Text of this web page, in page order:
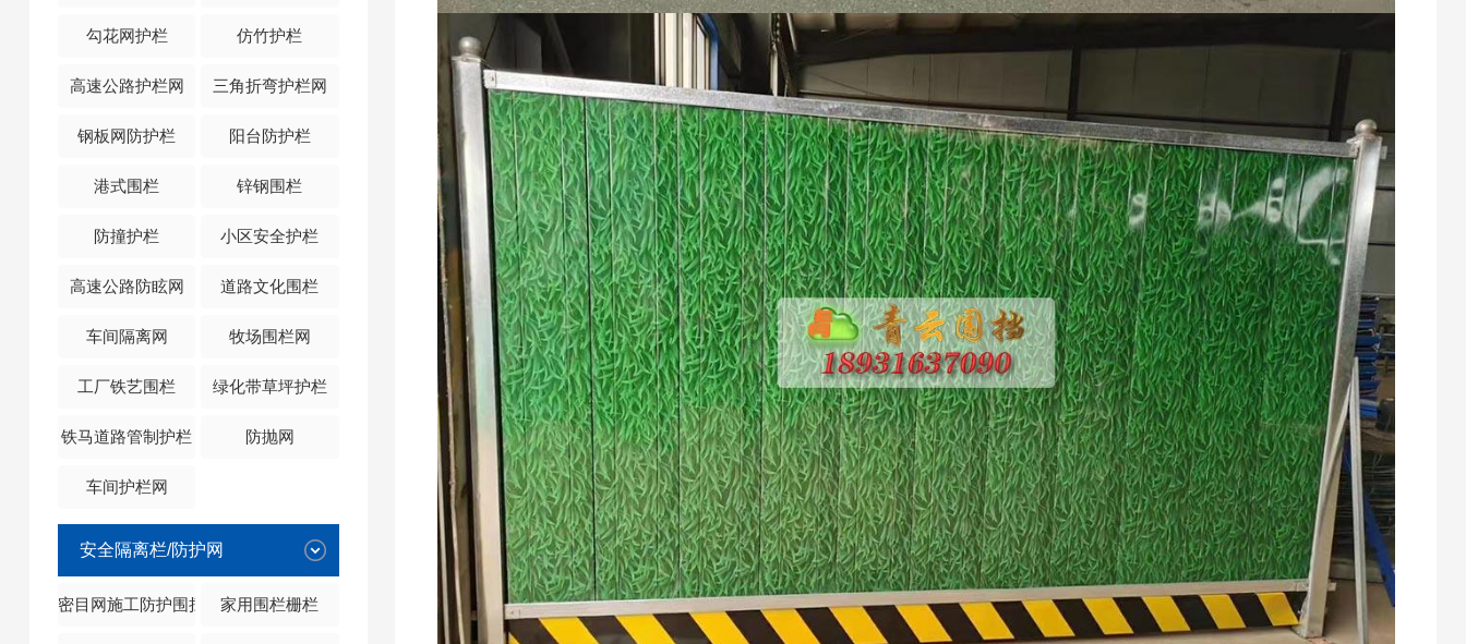
勾花网护栏 仿竹护栏
高速公路护栏网 三角折弯护栏网
钢板网防护栏 阳台防护栏
港式围栏 锌钢围栏
防撞护栏 小区安全护栏
高速公路防眩网 道路文化围栏
车间隔离网 牧场围栏网
工厂铁艺围栏 绿化带草坪护栏
铁马道路管制护栏 防抛网
车间护栏网
安全隔离栏/防护网
密目网施工防护围挡 家用围栏栅栏